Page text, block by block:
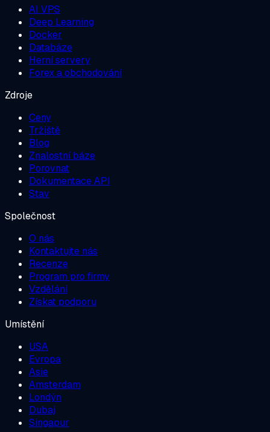
AI VPS
Deep Learning
Docker
Databáze
Herní servery
Forex a obchodování
Zdroje
Ceny
Tržiště
Blog
Znalostní báze
Porovnat
Dokumentace API
Stav
Společnost
O nás
Kontaktujte nás
Recenze
Program pro firmy
Vzdělání
Získat podporu
Umístění
USA
Evropa
Asie
Amsterdam
Londýn
Dubaj
Singapur